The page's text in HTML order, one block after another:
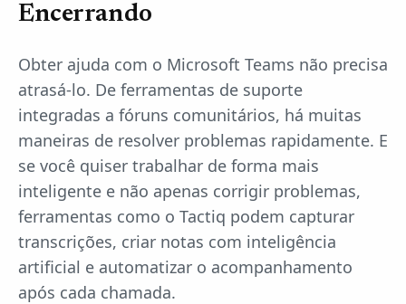
Encerrando
Obter ajuda com o Microsoft Teams não precisa
atrasá-lo. De ferramentas de suporte
integradas a fóruns comunitários, há muitas
maneiras de resolver problemas rapidamente. E
se você quiser trabalhar de forma mais
inteligente e não apenas corrigir problemas,
ferramentas como o Tactiq podem capturar
transcrições, criar notas com inteligência
artificial e automatizar o acompanhamento
após cada chamada.